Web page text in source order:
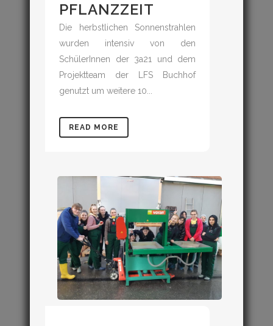
PFLANZZEIT
Die herbstlichen Sonnenstrahlen
wurden intensiv von den
SchülerInnen der 3a21 und dem
Projektteam der LFS Buchhof
genutzt um weitere 10...
READ MORE